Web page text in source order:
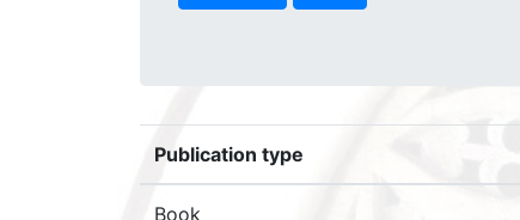
Publication type
Book